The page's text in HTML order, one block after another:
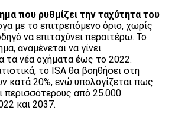
που ρυθμίζει την ταχύτητα του
με το επιτρεπόμενο όριο, χωρίς
να επιταχύνει περαιτέρω. Το
αναμένεται να γίνει
τα νέα οχήματα έως το 2022.
το ISA θα βοηθήσει στη
κατά 20%, ενώ υπολογίζεται πως
περισσότερους από 25.000
και 2037.